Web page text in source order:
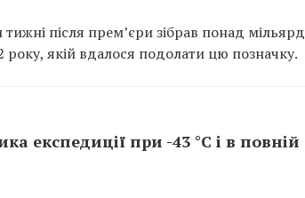
після прем’єри зібрав понад мільярд
року, якій вдалося подолати цю позначку.
експедиції при -43 °C і в повній